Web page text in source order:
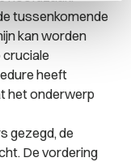
tussenkomende
kan worden
cruciale
heeft
het onderwerp
gezegd, de
De vordering